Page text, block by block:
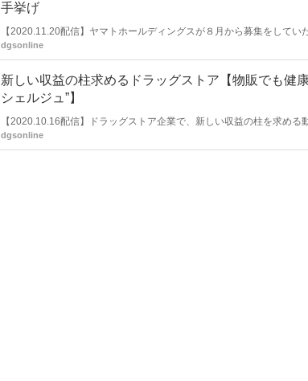
手挙げ
【2020.11.20配信】ヤマトホールディングスが８月から募集をしてい
600店舗からの申し込みがあった。ドラッグストア業界では、大賀薬
じた手数料収入が受け取れるほか、自店舗のクーポンなどが発行でき
できるとしている。
dgsonline
新しい収益の柱求めるドラッグストア【物販でも健
シェルジュ”】
【2020.10.16配信】ドラッグストア企業で、新しい収益の柱を求め
サツドラホールディングスは子会社の電力販売会社で割安な新プラン
dgsonline